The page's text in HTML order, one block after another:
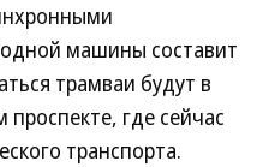
машины составит
трамваи будут в
где сейчас
транспорта.